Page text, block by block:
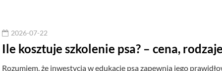
2026-07-22
Ile kosztuje szkolenie psa? – cena,
Rozumiem, że inwestycja w edukację psa zapewnia jego